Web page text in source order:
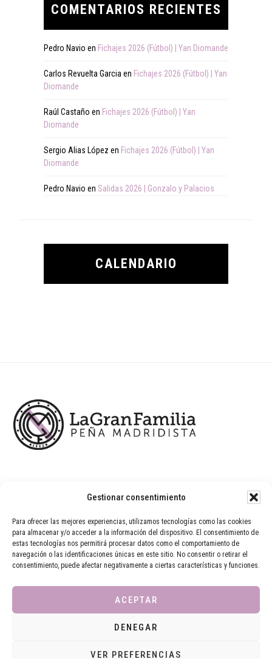
Gestionar consentimiento
Para ofrecer las mejores experiencias, utilizamos tecnologías como las cookies
para almacenar y/o acceder a la información del dispositivo. El consentimiento de
estas tecnologías nos permitirá procesar datos como el comportamiento de
navegación o las identificaciones únicas en este sitio. No consentir o retirar el
consentimiento, puede afectar negativamente a ciertas características y funciones.
ACEPTAR
DENEGAR
VER PREFERENCIAS
COMENTARIOS RECIENTES
Pedro Navio en Fichajes 2026 (Fútbol) | Yan Diomande
Carlos Revuelta Garcia en Fichajes 2026 (Fútbol) | Yan
Diomande
Raúl Castaño en Fichajes 2026 (Fútbol) | Yan
Diomande
Sergio Alias López en Fichajes 2026 (Fútbol) | Yan
Diomande
Pedro Navio en Salidas 2026 | Gonzalo y Palacios
CALENDARIO
POLÍTICA DE PRIVACIDAD